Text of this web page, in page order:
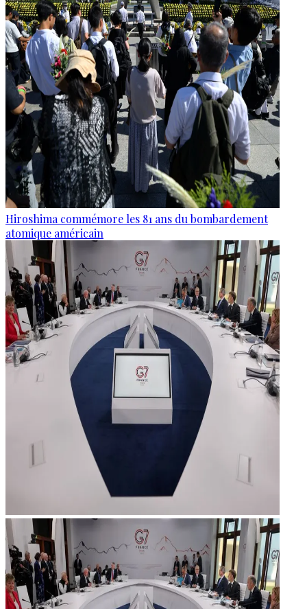
Hiroshima commémore les 81 ans du bombardement
atomique américain